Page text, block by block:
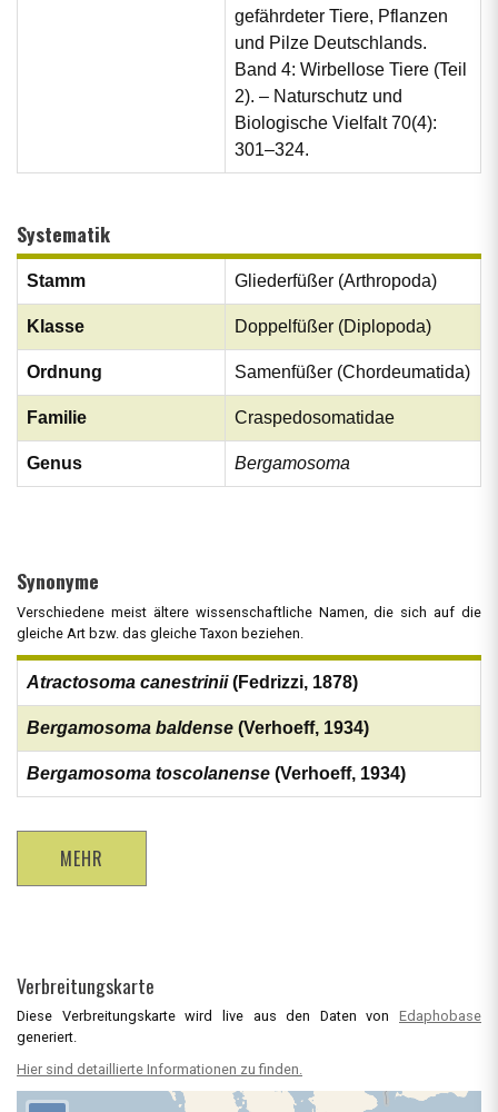
gefährdeter Tiere, Pflanzen
und Pilze Deutschlands.
Band 4: Wirbellose Tiere (Teil
2). – Naturschutz und
Biologische Vielfalt 70(4):
301–324.
Systematik
Stamm Gliederfüßer (Arthropoda)
Klasse Doppelfüßer (Diplopoda)
Ordnung Samenfüßer (Chordeumatida)
Familie Craspedosomatidae
Genus Bergamosoma
Synonyme
Verschiedene meist ältere wissenschaftliche Namen, die sich auf die
gleiche Art bzw. das gleiche Taxon beziehen.
Atractosoma canestrinii(Fedrizzi, 1878)
Bergamosoma baldense (Verhoeff, 1934)
Bergamosoma toscolanense (Verhoeff, 1934)
MEHR
Verbreitungskarte
Diese Verbreitungskarte wird live aus den Daten von Edaphobase
generiert.
Hier sind detaillierte Informationen zu finden.